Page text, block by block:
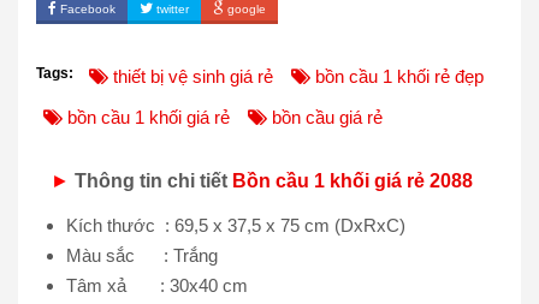
Facebook twitter google
Tags: thiết bị vệ sinh giá rẻ
bồn cầu 1 khối rẻ đẹp
bồn cầu 1 khối giá rẻ
bồn cầu giá rẻ
► Thông tin chi tiết Bồn cầu 1 khối giá rẻ 2088
Kích thước : 69,5 x 37,5 x 75 cm (DxRxC)
Màu sắc : Trắng
Tâm xả : 30x40 cm